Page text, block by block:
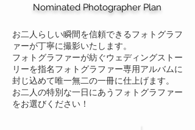
Nominated Photographer Plan
お二人らしい瞬間を信頼できるフォトグラフ
ァーが丁寧に撮影いたします。
フォトグラファーが紡ぐウェディングストー
リーを指名フォトグラファー専用アルバムに
封じ込めて唯一無二の一冊に仕上げます。
お二人の特別な一日にあうフォトグラファー
をお選びください！